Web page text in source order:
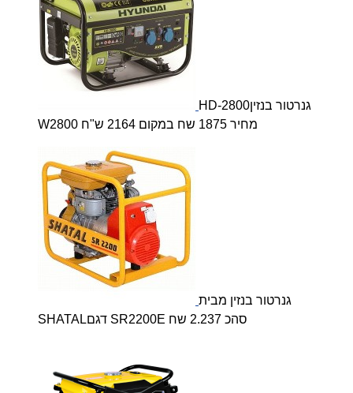
HD-2800גנרטור בנזין
W2800 מחיר 1875 שח במקום 2164 ש"ח
גנרטור בנזין מבית
SHATALדגם SR2200E סהכ 2.237 שח